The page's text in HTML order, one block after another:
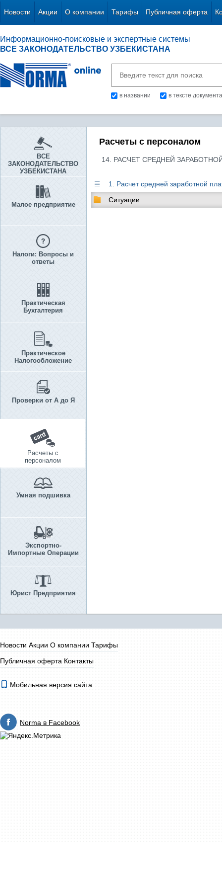
Новости Акции О компании Тарифы Публичная оферта
Информационно-поисковые и экспертные системы
ВСЕ ЗАКОНОДАТЕЛЬСТВО УЗБЕКИСТАНА
в названии в тексте документа
ВСЕ
ЗАКОНОДАТЕЛЬСТВО
УЗБЕКИСТАНА
Малое предприятие
Налоги: Вопросы и
ответы
Практическая
Бухгалтерия
Практическое
Налогообложение
Проверки от А до Я
Расчеты с
персоналом
Умная подшивка
Экспортно-
Импортные Операции
Юрист Предприятия
Расчеты с персоналом
14. РАСЧЕТ СРЕДНЕЙ
1. Расчет средней заработной
Ситуации
Новости Акции О компании Тарифы
Публичная оферта Контакты
Мобильная версия сайта
Norma в Facebook